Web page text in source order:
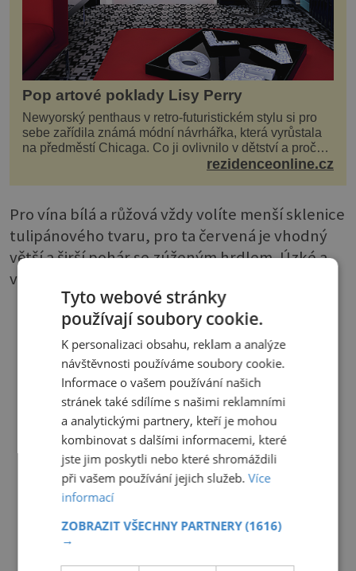
Pop artové poklady Lisy Perry
Newyorský penthaus v retro-futuristickém stylu si pro
sebe zařídila známá módní návrhářka, která vyrůstala
na předměstí Chicaga. Co ji ovlivnilo v dětství a proč
vypadá její domov právě takto? Interié...rezidenceonline.cz
Pro vína bílá a růžová vždy volíte menší sklenice
tulipánového tvaru, pro ta červená je vhodný
větší a širší pohár se zúženým hrdlem. Úzké a
vysoké flétny se hodí na šampaňské či sekt.
Tyto webové stránky
používají soubory cookie.
K personalizaci obsahu, reklam a analýze
návštěvnosti používáme soubory cookie.
Informace o vašem používání našich
stránek také sdílíme s našimi reklamními
a analytickými partnery, kteří je mohou
kombinovat s dalšími informacemi, které
jste jim poskytli nebo které shromáždili
při vašem používání jejich služeb.Více
informací
ZOBRAZIT VŠECHNY PARTNERY(1616)
→